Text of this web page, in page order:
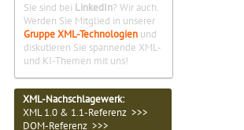
Sie sind bei LinkedIn? Wir auch.
Werden Sie Mitglied in unserer
Gruppe XML-Technologien und
diskutieren Sie spannende XML-
und KI-Themen mit uns!
XML-Nachschlagewerk:
XML 1.0 & 1.1-Referenz >>>
DOM-Referenz >>>